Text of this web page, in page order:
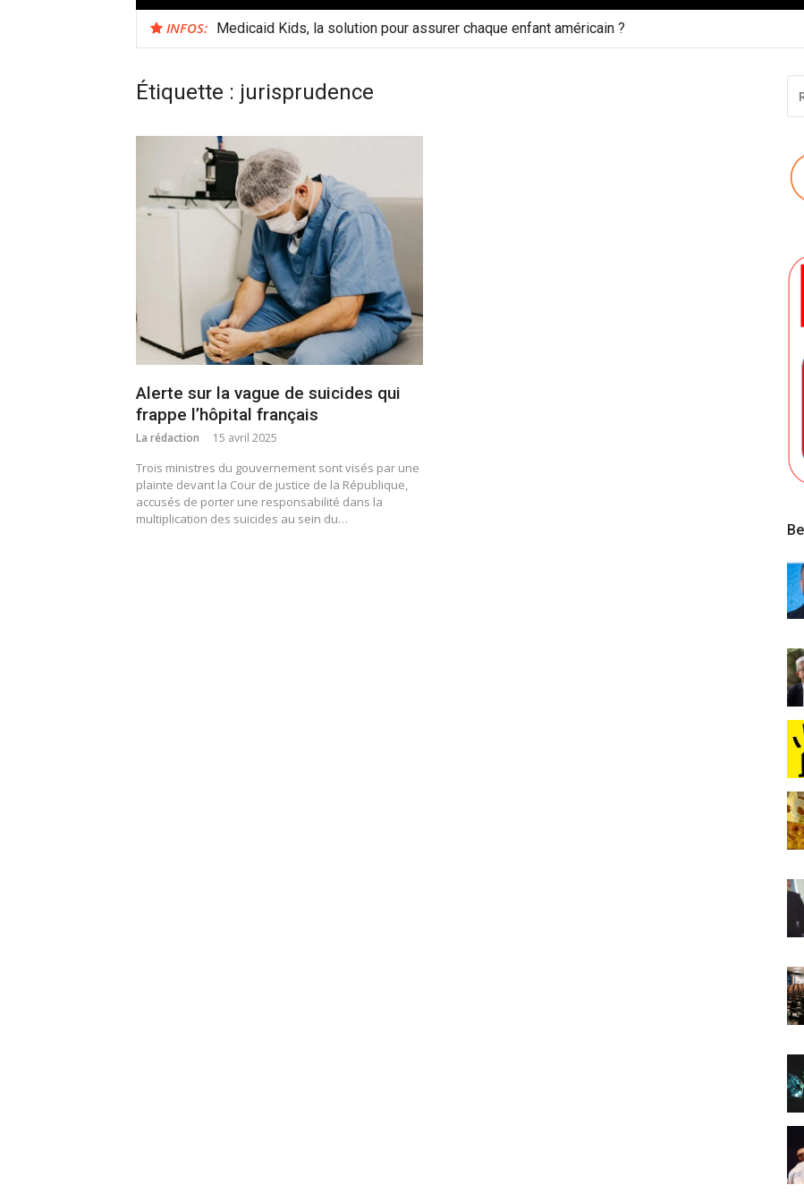
INFOS: Medicaid Kids, la solution pour assurer chaque enfant américain ?
Étiquette : jurisprudence
Alerte sur la vague de suicides qui
frappe l’hôpital français
La rédaction 15 avril 2025
Trois ministres du gouvernement sont visés par une
plainte devant la Cour de justice de la République,
accusés de porter une responsabilité dans la
multiplication des suicides au sein du…
: